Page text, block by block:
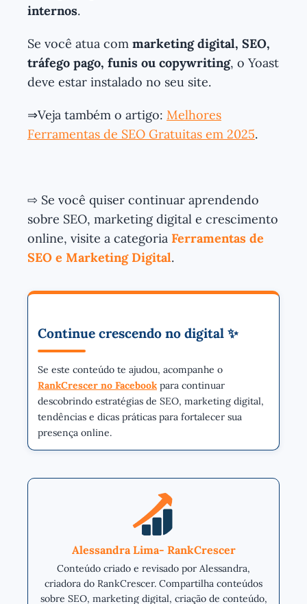
internos.
Se você atua com marketing digital, SEO,
tráfego pago, funis ou copywriting, o Yoast
deve estar instalado no seu site.
⇒Veja também o artigo: Melhores
Ferramentas de SEO Gratuitas em 2025.
⇨ Se você quiser continuar aprendendo
sobre SEO, marketing digital e crescimento
online, visite a categoria Ferramentas de
SEO e Marketing Digital.
Continue crescendo no digital ✨
Se este conteúdo te ajudou, acompanhe o
RankCrescer no Facebook para continuar
descobrindo estratégias de SEO, marketing digital,
tendências e dicas práticas para fortalecer sua
presença online.
Alessandra Lima- RankCrescer
Conteúdo criado e revisado por Alessandra,
criadora do RankCrescer. Compartilha conteúdos
sobre SEO, marketing digital, criação de conteúdo,